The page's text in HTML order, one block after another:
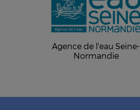
Agence de l'eau Seine-
Normandie